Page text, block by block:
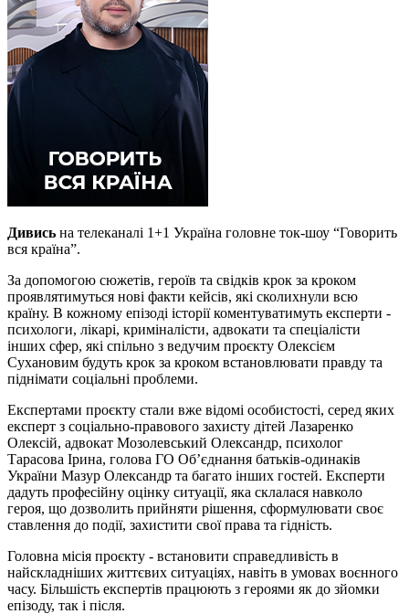
Дивись на телеканалі 1+1 Україна головне ток-шоу “Говорить
вся країна”.
За допомогою сюжетів, героїв та свідків крок за кроком
проявлятимуться нові факти кейсів, які сколихнули всю
країну. В кожному епізоді історії коментуватимуть експерти -
психологи, лікарі, криміналісти, адвокати та спеціалісти
інших сфер, які спільно з ведучим проєкту Олексієм
Сухановим будуть крок за кроком встановлювати правду та
піднімати соціальні проблеми.
Експертами проєкту стали вже відомі особистості, серед яких
експерт з соціально-правового захисту дітей Лазаренко
Олексій, адвокат Мозолевський Олександр, психолог
Тарасова Ірина, голова ГО Об’єднання батьків-одинаків
України Мазур Олександр та багато інших гостей. Експерти
дадуть професійну оцінку ситуації, яка склалася навколо
героя, що дозволить прийняти рішення, сформулювати своє
ставлення до події, захистити свої права та гідність.
Головна місія проєкту - встановити справедливість в
найскладніших життєвих ситуаціях, навіть в умовах воєнного
часу. Більшість експертів працюють з героями як до зйомки
епізоду, так і після.